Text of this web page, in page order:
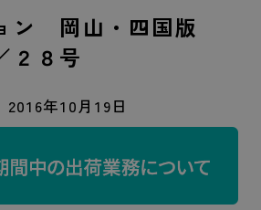
ン 岡山・四国版
２８号
2016年10月19日